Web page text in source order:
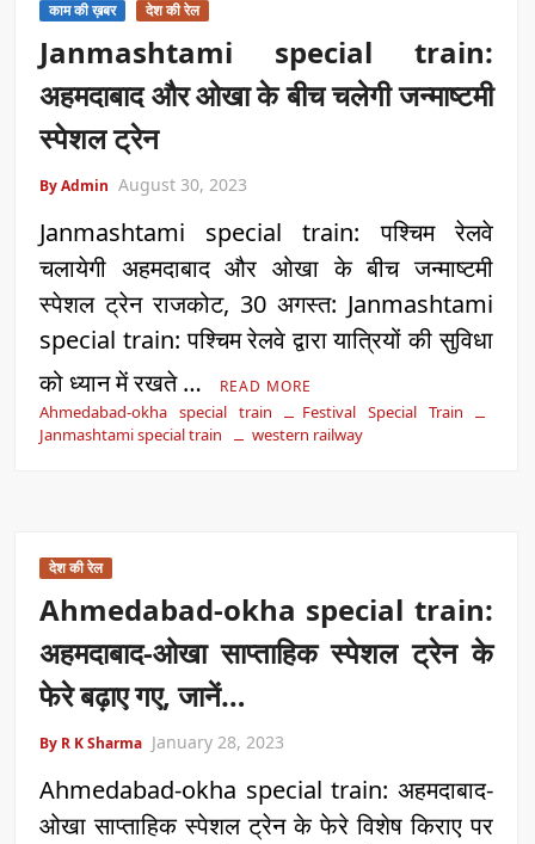
एक्सप्रेस में बड़ा बदलाव
Kashi Daughter Vasudha: काशी की बिटिया वसुधा को मिला ‘वर्ल्ड
रिकॉर्ड ऑफ इंडिया’ सम्मान
Border Security India: केंद्रीय गृह मंत्री अमित शाह ने सीमा सुरक्षा पर
दिया बड़ा संदेश
Train Route Diversion: अहमदाबाद–दरभंगा स्पेशल ट्रेन का मार्ग
MANAS National Narcotics Helpline: ‘मानस’ बना नशे के
खिलाफ डिजिटल कवच
काम की ख़बर देश की रेल
Janmashtami special train:
अहमदाबाद और ओखा के बीच चलेगी जन्माष्टमी
स्पेशल ट्रेन
By Admin August 30, 2023
Janmashtami special train: पश्चिम रेलवे
चलायेगी अहमदाबाद और ओखा के बीच जन्माष्टमी
स्पेशल ट्रेन राजकोट, 30 अगस्त: Janmashtami
special train: पश्चिम रेलवे द्वारा यात्रियों की सुविधा
को ध्यान में रखते …
READ MORE
Ahmedabad-okha special train
Festival Special Train
Janmashtami special train
western railway
देश की रेल
Ahmedabad-okha special train:
अहमदाबाद-ओखा साप्ताहिक स्पेशल ट्रेन के
फेरे बढ़ाए गए, जानें…
By R K Sharma January 28, 2023
Ahmedabad-okha special train: अहमदाबाद-
ओखा साप्ताहिक स्पेशल ट्रेन के फेरे विशेष किराए पर